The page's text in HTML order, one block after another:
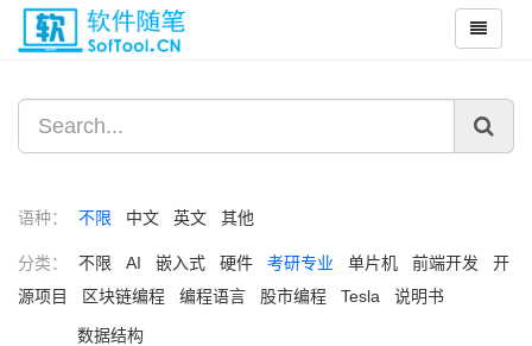
语种： 不限 中文 英文 其他
分类： 不限 AI 嵌入式 硬件 考研专业 单片机 前端开发
开
源项目
区块链编程 编程语言 股市编程 Tesla 说明书
数据结构